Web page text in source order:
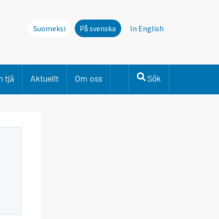
Suomeksi På svenska In English
tjä Aktuellt Om oss Sök